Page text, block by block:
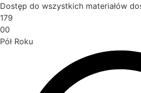
Dostęp do wszystkich materiałów
179
00
Pół Roku